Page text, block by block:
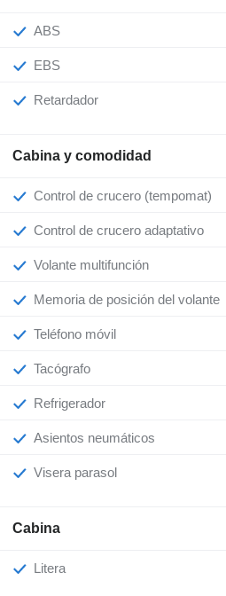
ABS
EBS
Retardador
Cabina y comodidad
Control de crucero (tempomat)
Control de crucero adaptativo
Volante multifunción
Memoria de posición del volante
Teléfono móvil
Tacógrafo
Refrigerador
Asientos neumáticos
Visera parasol
Cabina
Litera